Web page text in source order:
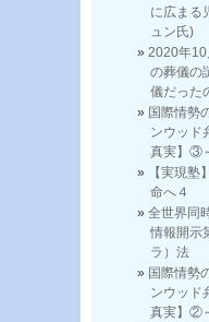
に広まる
ュン氏)
2020年10
の葬儀の
儀だった
国際情勢
ンウッド
真実】③
【実現
命へ４
全世界同
情報開示
ラ）法
国際情勢
ンウッド
真実】②